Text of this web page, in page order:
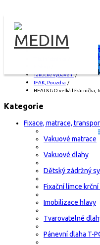
Taktické vybavení /
IFAK, Pouzdra /
HEAL&GO velká lékárnička,
Kategorie
Fixace, matrace,
Vakuové matrace
Vakuové dlahy
Dětský zádržný
Fixační límce
Imobilizace hlavy
Tvarovatelné
Pánevní dlaha T-